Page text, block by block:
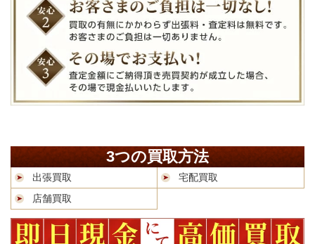
3つの買取方法
出張買取
宅配買取
店舗買取